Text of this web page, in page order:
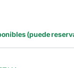
(puede